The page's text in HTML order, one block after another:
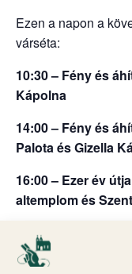
Ezen a napon a
várséta:
10:30 – Fény és
Kápolna
14:00 – Fény és
Palota és Gizella
16:00 – Ezer év
altemplom és
18:00 – Fény és
Kápolna + Érseki